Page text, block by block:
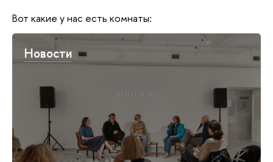
Вот какие у нас есть комнаты:
Новости